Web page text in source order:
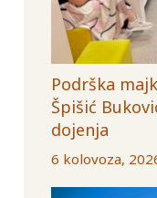
Podrška
Špišić
dojenja
6 kolovoza,